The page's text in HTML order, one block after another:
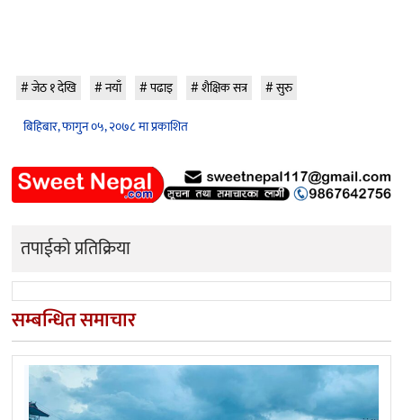
जेठ १ देखि नयाँ पढाइ शैक्षिक सत्र
सुरु
बिहिबार, फागुन ०५, २०७८ मा प्रकाशित
तपाईको प्रतिक्रिया
सम्बन्धित समाचार